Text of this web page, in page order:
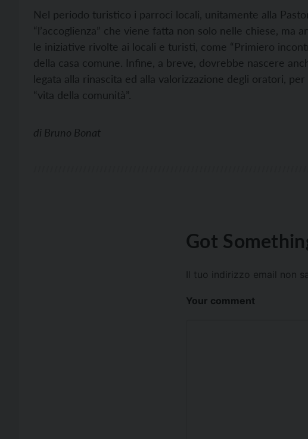
Nel periodo turistico i parroci locali, unitamente alla
“l’accoglienza” che viene fatta non solo nelle chiese, ma
le iniziative rivolte ai locali e turisti, come “Primiero
della casa comune. Infine, a breve, dovrebbe nascere
legata alla rinascita ed alla valorizzazione degli oratori,
“vita della comunità”.
di Bruno Bonat
Got
Il tuo indirizzo email non
Your comment